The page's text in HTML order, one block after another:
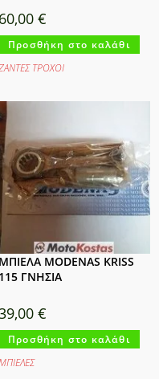
60,00€
Προσθήκη στο καλάθι
ΤΡΟΧΟΙ
ΜΠΙΕΛΑ MODENAS KRISS
115 ΓΝΗΣΙΑ
€
Προσθήκη στο καλάθι